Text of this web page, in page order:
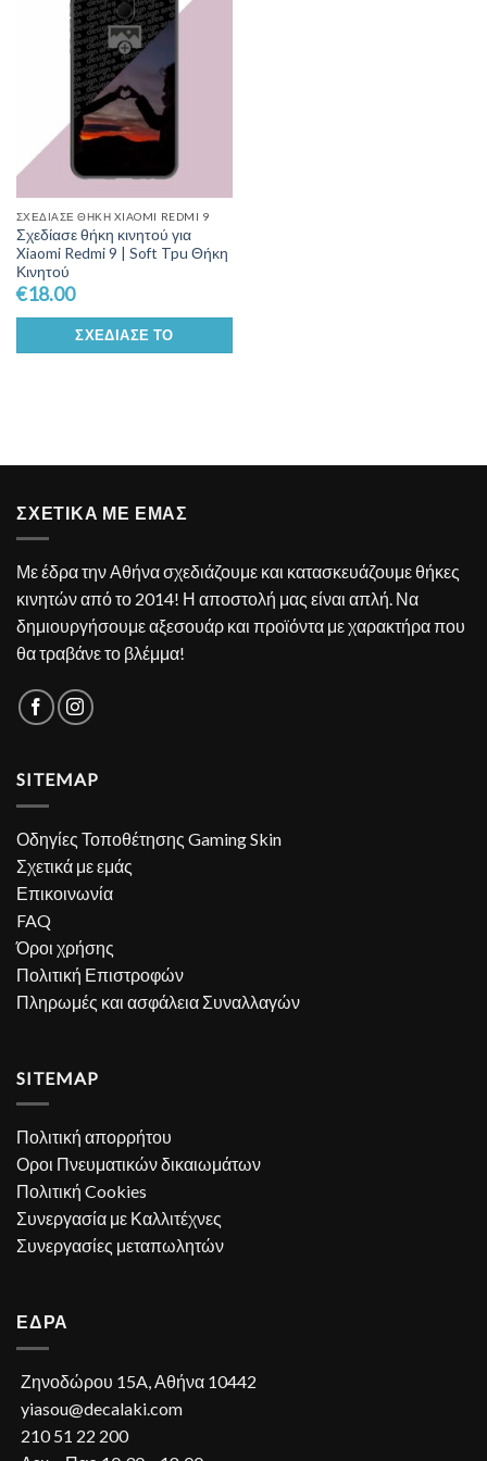
Wishlist
ΣΧΕΔΊΑΣΕ ΘΉΚΗ XIAOMI REDMI 9
Σχεδίασε θήκη κινητού για
Xiaomi Redmi 9 | Soft Tpu Θήκη
Κινητού
€18.00
ΣΧΕΔΊΑΣΕ ΤΟ
ΣΧΕΤΙΚΑ ΜΕ ΕΜΑΣ
Με έδρα την Αθήνα σχεδιάζουμε και κατασκευάζουμε θήκες
κινητών από το 2014! Η αποστολή μας είναι απλή. Να
δημιουργήσουμε αξεσουάρ και προϊόντα με χαρακτήρα που
θα τραβάνε το βλέμμα!
SITEMAP
Οδηγίες Τοποθέτησης Gaming Skin
Σχετικά με εμάς
Επικοινωνία
FAQ
Όροι χρήσης
Πολιτική Επιστροφών
Πληρωμές και ασφάλεια Συναλλαγών
SITEMAP
Πολιτική απορρήτου
Οροι Πνευματικών δικαιωμάτων
Πολιτική Cookies
Συνεργασία με Καλλιτέχνες
Συνεργασίες μεταπωλητών
ΕΔΡΑ
Ζηνοδώρου 15A, Αθήνα 10442
yiasou@decalaki.com
210 51 22 200